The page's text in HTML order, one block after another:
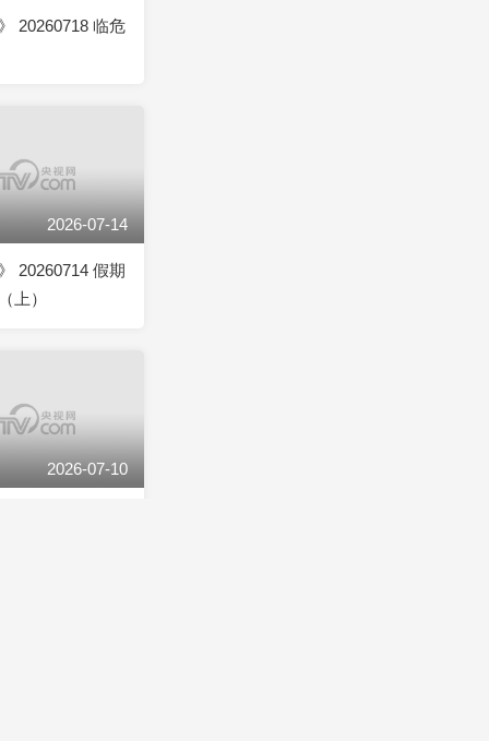
20260718 临危
2026-07-14
20260714 假期
上）
2026-07-10